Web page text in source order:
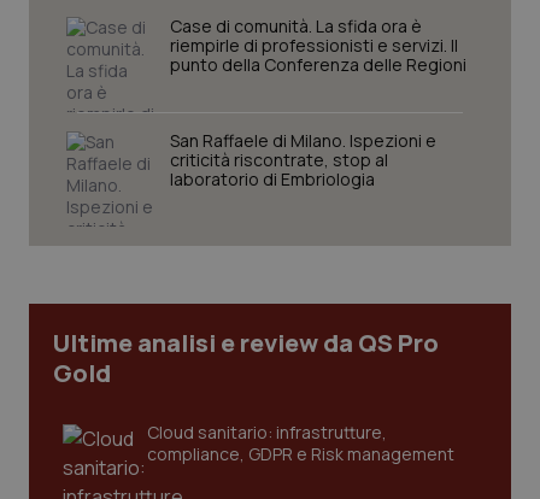
Case di comunità. La sfida ora è
riempirle di professionisti e servizi. Il
punto della Conferenza delle Regioni
San Raffaele di Milano. Ispezioni e
criticità riscontrate, stop al
laboratorio di Embriologia
Ultime analisi e review da QS Pro
Gold
Cloud sanitario: infrastrutture,
compliance, GDPR e Risk management
I cookie necessari contribuiscono a rendere fruibile il
sito web abilitandone funzionalità di base quali la
navigazione sulle pagine e l'accesso alle aree
protette del sito. Il sito web non è in grado di
funzionare correttamente senza questi cookie.
Nome
Fornitore/Dominio